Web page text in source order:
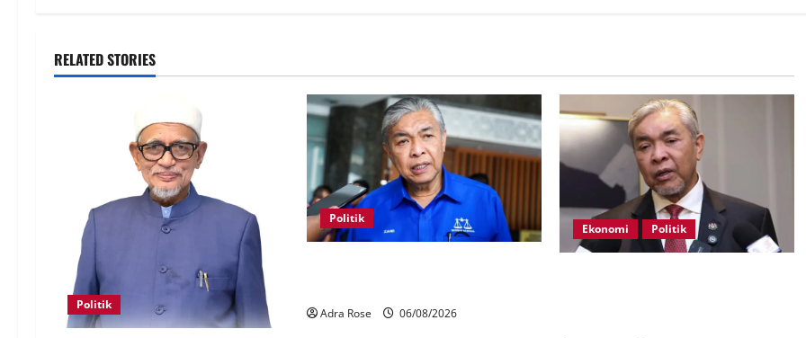
RELATED STORIES
Politik
Politik
Adra Rose 06/08/2026
Ekonomi Politik